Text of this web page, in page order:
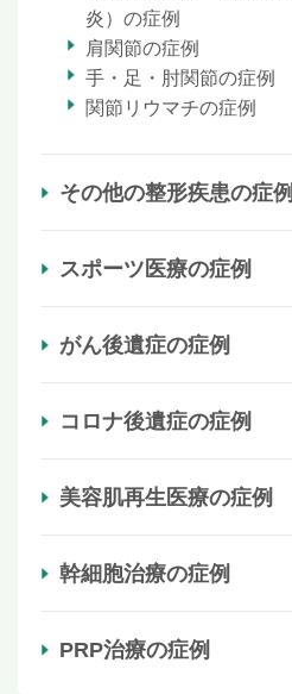
炎）の症例
肩関節の症例
手・足・肘関節の症例
関節リウマチの症例
その他の整形疾患の症例
スポーツ医療の症例
がん後遺症の症例
コロナ後遺症の症例
美容肌再生医療の症例
幹細胞治療の症例
PRP治療の症例